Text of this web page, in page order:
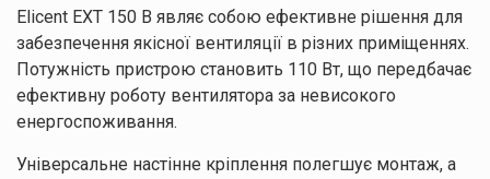
Elicent EXT 150 B являє собою ефективне рішення для
забезпечення якісної вентиляції в різних приміщеннях.
Потужність пристрою становить 110 Вт, що передбачає
ефективну роботу вентилятора за невисокого
енергоспоживання.
Універсальне настінне кріплення полегшує монтаж, а